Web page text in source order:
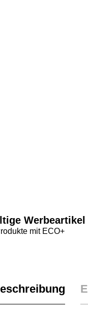
Werbeartikel
mit ECO+